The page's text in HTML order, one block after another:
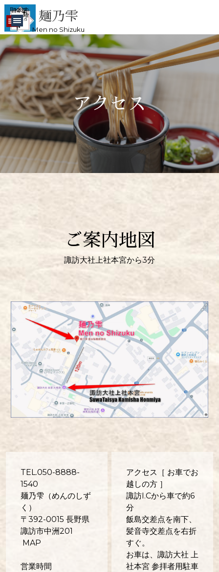
コンテンツに移動します
麺乃雫
English
日本語
メニューをスキップ
メニューをスキップ
Men no Shizuku
アクセス
ご案内地図
諏訪大社上社本宮から3分
アクセス［ お車でお
越しの方 ］
諏訪I.Cから車で約6
分
飯島交差点を南下、
髪音寺交差点を右折
すぐ。
お車は、諏訪大社 上
社本宮 参拝者用駐車
TEL.050-8888-
1540
麺乃雫（めんのしず
く）
〒392-0015 長野県
諏訪市中洲201
MAP
営業時間